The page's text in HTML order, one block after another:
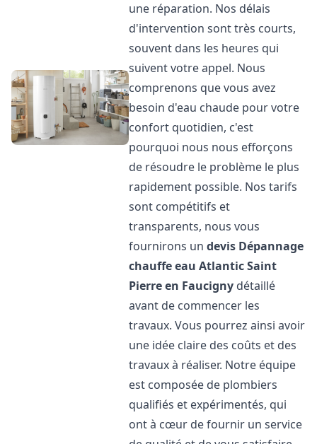
une réparation. Nos délais
d'intervention sont très courts,
souvent dans les heures qui
suivent votre appel. Nous
comprenons que vous avez
besoin d'eau chaude pour votre
confort quotidien, c'est
pourquoi nous nous efforçons
de résoudre le problème le plus
rapidement possible. Nos tarifs
sont compétitifs et
transparents, nous vous
fournirons undevis Dépannage
chauffe eau AtlanticSaint
Pierre en Faucigny détaillé
avant de commencer les
travaux. Vous pourrez ainsi avoir
une idée claire des coûts et des
travaux à réaliser. Notre équipe
est composée de plombiers
qualifiés et expérimentés, qui
ont à cœur de fournir un service